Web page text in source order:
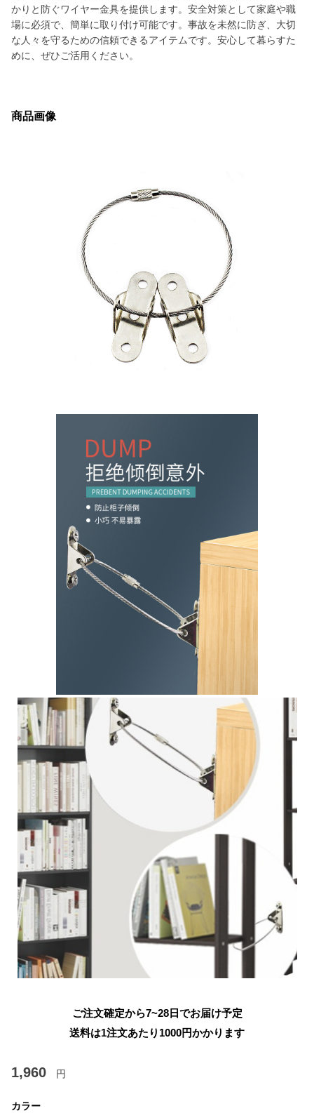
かりと防ぐワイヤー金具を提供します。安全対策として家庭や職
場に必須で、簡単に取り付け可能です。事故を未然に防ぎ、大切
な人々を守るための信頼できるアイテムです。安心して暮らすた
めに、ぜひご活用ください。
商品画像
ご注文確定から7~28日でお届け予定
送料は1注文あたり 1000円かかります
1,960 円
カラー